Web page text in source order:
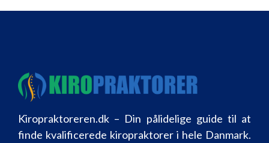
Kiropraktoreren.dk – Din pålidelige guide til at
finde kvalificerede kiropraktorer i hele Danmark.